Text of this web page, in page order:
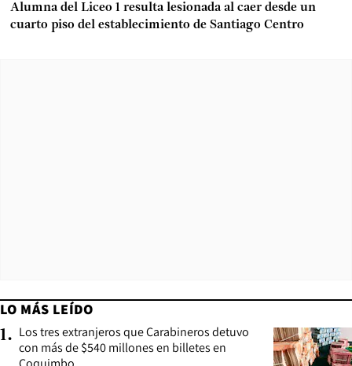
Alumna del Liceo 1 resulta lesionada al caer desde un
cuarto piso del establecimiento de Santiago Centro
LO MÁS LEÍDO
1. Los tres extranjeros que Carabineros detuvo
con más de $540 millones en billetes en